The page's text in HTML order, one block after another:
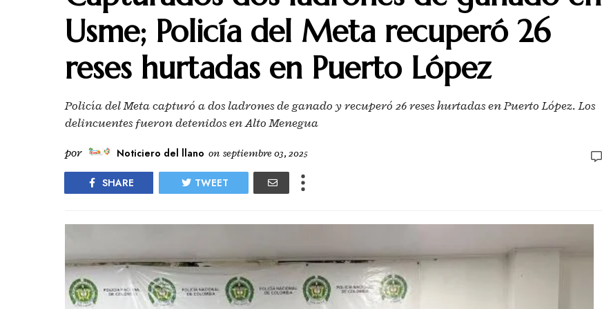
Usme; Policía del Meta recuperó 26
reses hurtadas en Puerto López
Policía del Meta capturó a dos ladrones de ganado y recuperó 26 reses hurtadas en Puerto López. Los
delincuentes fueron detenidos en Alto Menegua
por Noticiero del llano on septiembre 03, 2025
SHARE TWEET